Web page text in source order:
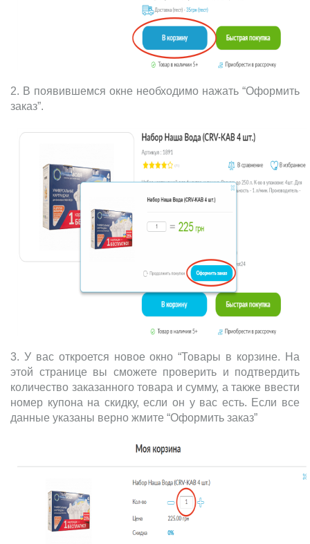
2. В появившемся окне необходимо нажать “Оформить
заказ”.
3. У вас откроется новое окно “Товары в корзине. На
этой странице вы сможете проверить и подтвердить
количество заказанного товара и сумму, а также ввести
номер купона на скидку, если он у вас есть. Если все
данные указаны верно жмите “Оформить заказ”